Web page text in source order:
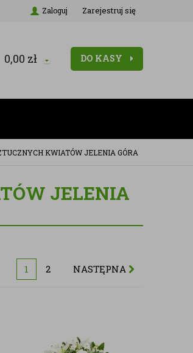
Zaloguj Zarejestruj się
0,00 zł DO KASY
KWIATÓW JELENIA GÓRA
JELENIA
1 2 NASTĘPNA